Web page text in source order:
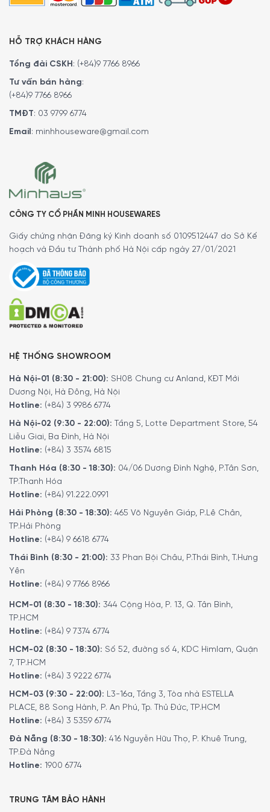
Giao hàng nhanh chóng toàn quốc.
Bảo hành bằng thẻ bảo hành chính hãng từ công ty.
Hàng đúng nguồn gốc, chính hãng, nhập khẩu Đức & EU.
chảo
khác. Tại đây
tìm hiểu về các tính năng của các sản phẩm gia dụng.
Minh House đã cho ra đời kênh
dung thú vị. Quý khách có thể theo dõi kênh youtube
bằng liên kếttại đây
5/5 - (2 bình chọn)
HỖ TRỢ KHÁCH HÀNG
Tổng đài CSKH: (+84)9 7766 8966
Tư vấn bán hàng:
(+84)9 7766 8966
TMĐT: 03 9799 6774
Email: minhhouseware@gmail.com
CÔNG TY CỔ PHẦN MINH HOUSEWARES
Giấy chứng nhận Đăng ký Kinh doanh số 0109512447 do Sở Kế
hoạch và Đầu tư Thành phố Hà Nội cấp ngày 27/01/2021
HỆ THỐNG SHOWROOM
Hà Nội-01 (8:30 - 21:00): SH08 Chung cư Anland, KĐT Mới
Dương Nội, Hà Đông, Hà Nội
Hotline: (+84) 3 9986 6774
Hà Nội-02 (9:30 - 22:00): Tầng 5, Lotte Department Store, 54
Liễu Giai, Ba Đình, Hà Nội
Hotline: (+84) 3 3574 6815
Thanh Hóa (8:30 - 18:30): 04/06 Dương Đình Nghệ, P.Tân Sơn,
TP.Thanh Hóa
Hotline: (+84) 91.222.0991
Hải Phòng (8:30 - 18:30): 465 Võ Nguyên Giáp, P.Lê Chân,
TP.Hải Phòng
Hotline: (+84) 9 6618 6774
Thái Bình (8:30 - 21:00): 33 Phan Bội Châu, P.Thái Bình, T.Hưng
Yên
Hotline: (+84) 9 7766 8966
HCM-01 (8:30 - 18:30): 344 Cộng Hòa, P. 13, Q. Tân Bình,
TP.HCM
Hotline: (+84) 9 7374 6774
HCM-02 (8:30 - 18:30): Số 52, đường số 4, KDC Himlam, Quận
7, TP.HCM
Hotline: (+84) 3 9222 6774
HCM-03 (9:30 - 22:00): L3-16a, Tầng 3, Tòa nhà ESTELLA
PLACE, 88 Song Hành, P. An Phú, Tp. Thủ Đức, TP.HCM
Hotline: (+84) 3 5359 6774
Đà Nẵng (8:30 - 18:30): 416 Nguyễn Hữu Thọ, P. Khuê Trung,
TP.Đà Nẵng
Hotline: 1900 6774
TRUNG TÂM BẢO HÀNH